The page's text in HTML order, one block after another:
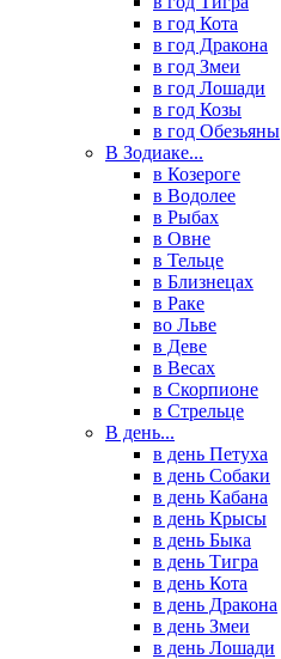
в год Кота
в год Дракона
в год Змеи
в год Лошади
в год Козы
в год Обезьяны
В Зодиаке...
в Козероге
в Водолее
в Рыбах
в Овне
в Тельце
в Близнецах
в Раке
во Льве
в Деве
в Весах
в Скорпионе
в Стрельце
В день...
в день Петуха
в день Собаки
в день Кабана
в день Крысы
в день Быка
в день Тигра
в день Кота
в день Дракона
в день Змеи
в день Лошади